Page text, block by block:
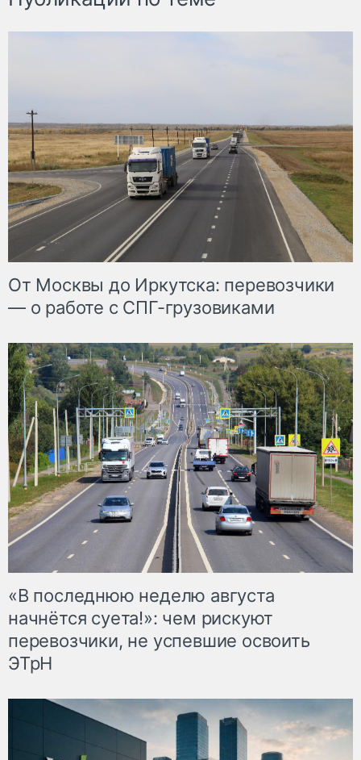
От Москвы до Иркутска: перевозчики
— о работе с СПГ-грузовиками
«В последнюю неделю августа
начнётся суета!»: чем рискуют
перевозчики, не успевшие освоить
ЭТрН